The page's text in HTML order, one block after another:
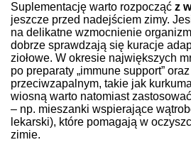
Suplementację warto rozpocząć z
jeszcze przed nadejściem zimy.
na delikatne wzmocnienie
dobrze sprawdzają się kuracje
ziołowe. W okresie największych
po preparaty „immune support”
przeciwzapalnym, takie jak
wiosną warto natomiast
– np. mieszanki wspierające
lekarski), które pomagają w
zimie.